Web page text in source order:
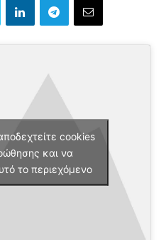
cookies
και να
το περιεχόμενο